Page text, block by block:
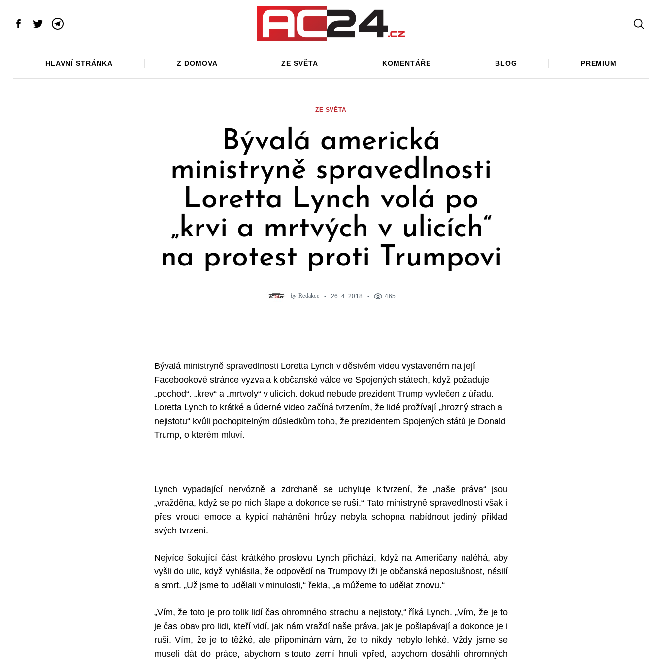
Facebook
TwitterTelegram
HLAVNÍ STRÁNKA Z DOMOVA ZE SVĚTA KOMENTÁŘE BLOG PREMIUM
ZE SVĚTA
Bývalá americká
ministryně spravedlnosti
Loretta Lynch volá po
„krvi a mrtvých v ulicích“
na protest proti Trumpovi
by Redakce 26. 4. 2018 465
Bývalá ministryně spravedlnosti Loretta Lynch v děsivém videu vystaveném na její
Facebookové stránce vyzvala k občanské válce ve Spojených státech, když požaduje
„pochod“, „krev“ a „mrtvoly“ v ulicích, dokud nebude prezident Trump vyvlečen z úřadu.
Loretta Lynch to krátké a úderné video začíná tvrzením, že lidé prožívají „hrozný strach a
nejistotu“ kvůli pochopitelným důsledkům toho, že prezidentem Spojených států je Donald
Trump, o kterém mluví.
Lynch vypadající nervózně a zdrchaně se uchyluje k tvrzení, že „naše práva“ jsou
„vražděna, když se po nich šlape a dokonce se ruší.“ Tato ministryně spravedlnosti však i
přes vroucí emoce a kypící nahánění hrůzy nebyla schopna nabídnout jediný příklad
svých tvrzení.
Nejvíce šokující část krátkého proslovu Lynch přichází, když na Američany naléhá, aby
vyšli do ulic, když vyhlásila, že odpovědí na Trumpovy lži je občanská neposlušnost, násilí
a smrt. „Už jsme to udělali v minulosti,“ řekla, „a můžeme to udělat znovu.“
„Vím, že toto je pro tolik lidí čas ohromného strachu a nejistoty,“ říká Lynch. „Vím, že je to
je čas obav pro lidi, kteří vidí, jak nám vraždí naše práva, jak je pošlapávají a dokonce je i
ruší. Vím, že je to těžké, ale připomínám vám, že to nikdy nebylo lehké. Vždy jsme se
museli dát do práce, abychom s touto zemí hnuli vpřed, abychom dosáhli ohromných